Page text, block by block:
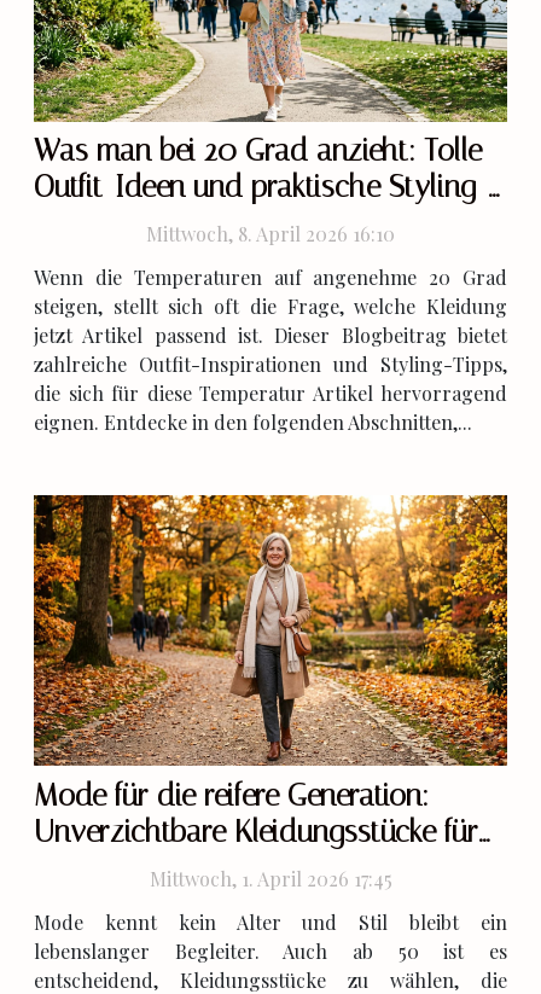
Was man bei 20 Grad anzieht: Tolle
Outfit-Ideen und praktische Styling-
Mittwoch, 8. April 2026 16:10
Wenn die Temperaturen auf angenehme 20 Grad
steigen, stellt sich oft die Frage, welche Kleidung
jetzt Artikel passend ist. Dieser Blogbeitrag bietet
zahlreiche Outfit-Inspirationen und Styling-Tipps,
die sich für diese Temperatur Artikel hervorragend
eignen. Entdecke in den folgenden Abschnitten,...
Mode für die reifere Generation:
Unverzichtbare Kleidungsstücke für
jede Garderobe ab 50
Mittwoch, 1. April 2026 17:45
Mode kennt kein Alter und Stil bleibt ein
lebenslanger Begleiter. Auch ab 50 ist es
entscheidend, Kleidungsstücke zu wählen, die